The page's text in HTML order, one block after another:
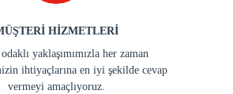
HİZMETLERİ
yaklaşımımızla her zaman
ihtiyaçlarına en iyi şekilde cevap
vermeyi amaçlıyoruz.